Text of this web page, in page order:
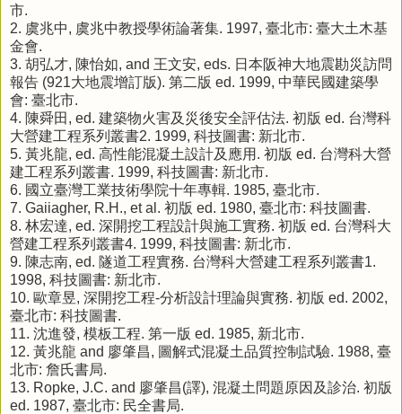
市.
2. 虞兆中, 虞兆中教授學術論著集. 1997, 臺北市: 臺大土木基
金會.
3. 胡弘才, 陳怡如, and 王文安, eds. 日本阪神大地震勘災訪問
報告 (921大地震增訂版). 第二版 ed. 1999, 中華民國建築學
會: 臺北市.
4. 陳舜田, ed. 建築物火害及災後安全評估法. 初版 ed. 台灣科
大營建工程系列叢書2. 1999, 科技圖書: 新北市.
5. 黃兆龍, ed. 高性能混凝土設計及應用. 初版 ed. 台灣科大營
建工程系列叢書. 1999, 科技圖書: 新北市.
6. 國立臺灣工業技術學院十年專輯. 1985, 臺北市.
7. Gaiiagher, R.H., et al. 初版 ed. 1980, 臺北市: 科技圖書.
8. 林宏達, ed. 深開挖工程設計與施工實務. 初版 ed. 台灣科大
營建工程系列叢書4. 1999, 科技圖書: 新北市.
9. 陳志南, ed. 隧道工程實務. 台灣科大營建工程系列叢書1.
1998, 科技圖書: 新北市.
10. 歐章昱, 深開挖工程-分析設計理論與實務. 初版 ed. 2002,
臺北市: 科技圖書.
11. 沈進發, 模板工程. 第一版 ed. 1985, 新北市.
12. 黃兆龍 and 廖肇昌, 圖解式混凝土品質控制試驗. 1988, 臺
北市: 詹氏書局.
13. Ropke, J.C. and 廖肇昌(譯), 混凝土問題原因及診治. 初版
ed. 1987, 臺北市: 民全書局.